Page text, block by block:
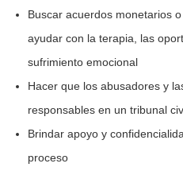
Buscar acuerdos monetarios
ayudar con la terapia, las
sufrimiento emocional
Hacer que los abusadores y
responsables en un tribunal
Brindar apoyo y
proceso